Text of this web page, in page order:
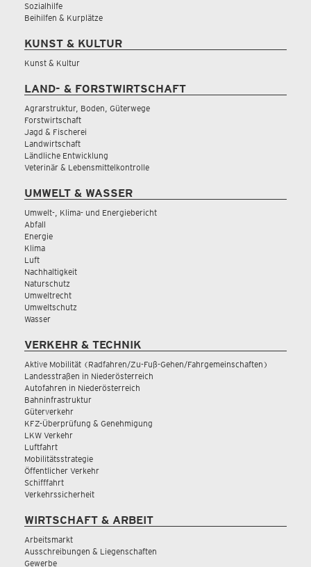
Sozialhilfe
Beihilfen & Kurplätze
KUNST & KULTUR
Kunst & Kultur
LAND- & FORSTWIRTSCHAFT
Agrarstruktur, Boden, Güterwege
Forstwirtschaft
Jagd & Fischerei
Landwirtschaft
Ländliche Entwicklung
Veterinär & Lebensmittelkontrolle
UMWELT & WASSER
Umwelt-, Klima- und Energiebericht
Abfall
Energie
Klima
Luft
Nachhaltigkeit
Naturschutz
Umweltrecht
Umweltschutz
Wasser
VERKEHR & TECHNIK
Aktive Mobilität (Radfahren/Zu-Fuß-Gehen/Fahrgemeinschaften)
Landesstraßen in Niederösterreich
Autofahren in Niederösterreich
Bahninfrastruktur
Güterverkehr
KFZ-Überprüfung & Genehmigung
LKW Verkehr
Luftfahrt
Mobilitätsstrategie
Öffentlicher Verkehr
Schifffahrt
Verkehrssicherheit
WIRTSCHAFT & ARBEIT
Arbeitsmarkt
Ausschreibungen & Liegenschaften
Gewerbe